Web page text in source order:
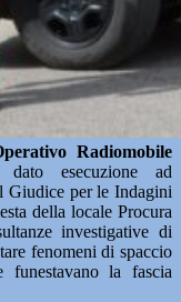
Radiomobile
esecuzione ad
Giudice per le Indagini
della locale Procura
investigative di
fenomeni di spaccio
funestavano la fascia